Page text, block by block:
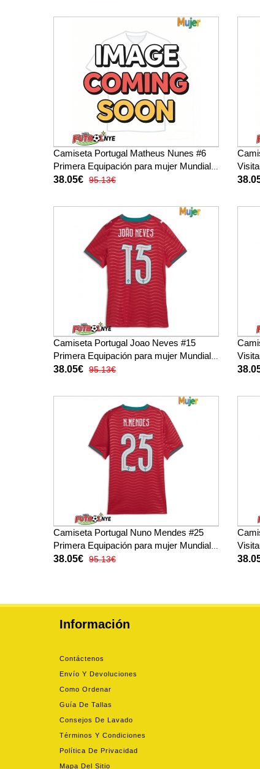
Camiseta Portugal Matheus Nunes #6
Primera Equipación para mujer Mundial
2026 manga corta
38.05€ 95.13€
2026
Camiseta Portugal Joao Neves #15
Primera Equipación para mujer Mundial
2026 manga corta
38.05€ 95.13€
2026
Camiseta Portugal Nuno Mendes #25
Primera Equipación para mujer Mundial
2026 manga corta
38.05€ 95.13€
2026
Información
Contáctenos
Envío Y Devoluciones
Como Ordenar
Guía De Tallas
Consejos De Lavado
Términos Y Condiciones
Política De Privacidad
Mapa Del Sitio